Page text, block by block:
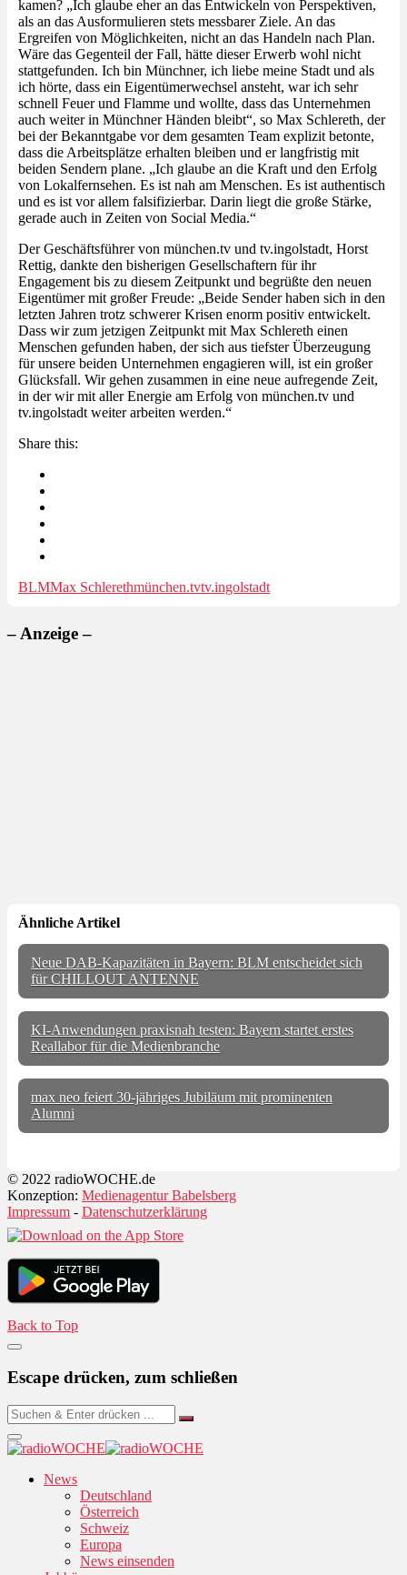
kamen? „Ich glaube eher an das Entwickeln von Perspektiven,
als an das Ausformulieren stets messbarer Ziele. An das
Ergreifen von Möglichkeiten, nicht an das Handeln nach Plan.
Wäre das Gegenteil der Fall, hätte dieser Erwerb wohl nicht
stattgefunden. Ich bin Münchner, ich liebe meine Stadt und als
ich hörte, dass ein Eigentümerwechsel ansteht, war ich sehr
schnell Feuer und Flamme und wollte, dass das Unternehmen
auch weiter in Münchner Händen bleibt“, so Max Schlereth, der
bei der Bekanntgabe vor dem gesamten Team explizit betonte,
dass die Arbeitsplätze erhalten bleiben und er langfristig mit
beiden Sendern plane. „Ich glaube an die Kraft und den Erfolg
von Lokalfernsehen. Es ist nah am Menschen. Es ist authentisch
und es ist vor allem falsifizierbar. Darin liegt die große Stärke,
gerade auch in Zeiten von Social Media.“
Der Geschäftsführer von münchen.tv und tv.ingolstadt, Horst
Rettig, dankte den bisherigen Gesellschaftern für ihr
Engagement bis zu diesem Zeitpunkt und begrüßte den neuen
Eigentümer mit großer Freude: „Beide Sender haben sich in den
letzten Jahren trotz schwerer Krisen enorm positiv entwickelt.
Dass wir zum jetzigen Zeitpunkt mit Max Schlereth einen
Menschen gefunden haben, der sich aus tiefster Überzeugung
für unsere beiden Unternehmen engagieren will, ist ein großer
Glücksfall. Wir gehen zusammen in eine neue aufregende Zeit,
in der wir mit aller Energie am Erfolg von münchen.tv und
tv.ingolstadt weiter arbeiten werden.“
Share this:
BLMMax Schlerethmünchen.tvtv.ingolstadt
– Anzeige –
Ähnliche Artikel
Neue DAB-Kapazitäten in Bayern: BLM entscheidet sich
für CHILLOUT ANTENNE
KI-Anwendungen praxisnah testen: Bayern startet erstes
Reallabor für die Medienbranche
max neo feiert 30-jähriges Jubiläum mit prominenten
Alumni
© 2022 radioWOCHE.de
Konzeption: Medienagentur Babelsberg
Impressum - Datenschutzerklärung
Back to Top
Escape drücken, zum schließen
News
Deutschland
Österreich
Schweiz
Europa
News einsenden